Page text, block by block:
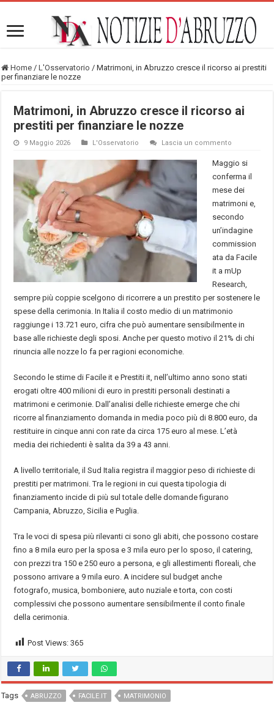
Home / L'Osservatorio / Matrimoni, in Abruzzo cresce il ricorso ai prestiti
per finanziare le nozze
Matrimoni, in Abruzzo cresce il ricorso ai
prestiti per finanziare le nozze
9 Maggio 2026 L'Osservatorio Lascia un commento
Maggio si
conferma il
mese dei
matrimoni e,
secondo
un’indagine
commission
ata da Facile
it a mUp
Research,
sempre più coppie scelgono di ricorrere a un prestito per sostenere le
spese della cerimonia. In Italia il costo medio di un matrimonio
raggiunge i 13.721 euro, cifra che può aumentare sensibilmente in
base alle richieste degli sposi. Anche per questo motivo il 21% di chi
rinuncia alle nozze lo fa per ragioni economiche.
Secondo le stime di Facile it e Prestiti it, nell’ultimo anno sono stati
erogati oltre 400 milioni di euro in prestiti personali destinati a
matrimoni e cerimonie. Dall’analisi delle richieste emerge che chi
ricorre al finanziamento domanda in media poco più di 8.800 euro, da
restituire in cinque anni con rate da circa 175 euro al mese. L’età
media dei richiedenti è salita da 39 a 43 anni.
A livello territoriale, il Sud Italia registra il maggior peso di richieste di
prestiti per matrimoni. Tra le regioni in cui questa tipologia di
finanziamento incide di più sul totale delle domande figurano
Campania, Abruzzo, Sicilia e Puglia.
Tra le voci di spesa più rilevanti ci sono gli abiti, che possono costare
fino a 8 mila euro per la sposa e 3 mila euro per lo sposo, il catering,
con prezzi tra 150 e 250 euro a persona, e gli allestimenti floreali, che
possono arrivare a 9 mila euro. A incidere sul budget anche
fotografo, musica, bomboniere, auto nuziale e torta, con costi
complessivi che possono aumentare sensibilmente il conto finale
della cerimonia.
Post Views: 365
Tags ABRUZZO FACILE.IT MATRIMONIO